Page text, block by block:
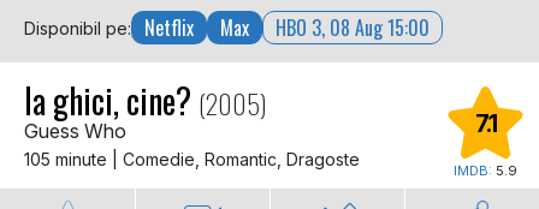
Disponibil pe: Netflix Max HBO 3, 08 Aug 15:00
Ia ghici, cine? (2005)
Guess Who
105 minute | Comedie, Romantic, Dragoste
7.1
IMDB: 5.9